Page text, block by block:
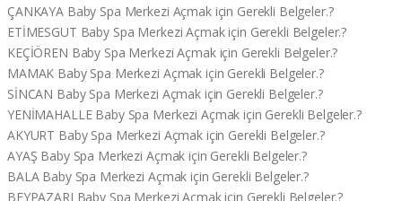
ÇANKAYA Baby Spa Merkezi Açmak için Gerekli Belgeler.?
ETİMESGUT Baby Spa Merkezi Açmak için Gerekli Belgeler.?
KEÇİÖREN Baby Spa Merkezi Açmak için Gerekli Belgeler.?
MAMAK Baby Spa Merkezi Açmak için Gerekli Belgeler.?
SİNCAN Baby Spa Merkezi Açmak için Gerekli Belgeler.?
YENİMAHALLE Baby Spa Merkezi Açmak için Gerekli Belgeler.?
AKYURT Baby Spa Merkezi Açmak için Gerekli Belgeler.?
AYAŞ Baby Spa Merkezi Açmak için Gerekli Belgeler.?
BALA Baby Spa Merkezi Açmak için Gerekli Belgeler.?
BEYPAZARI Baby Spa Merkezi Açmak için Gerekli Belgeler.?